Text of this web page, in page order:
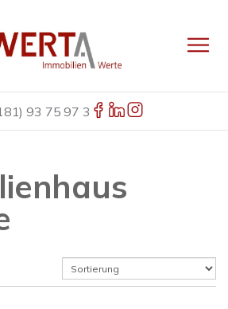
93 75 97 3